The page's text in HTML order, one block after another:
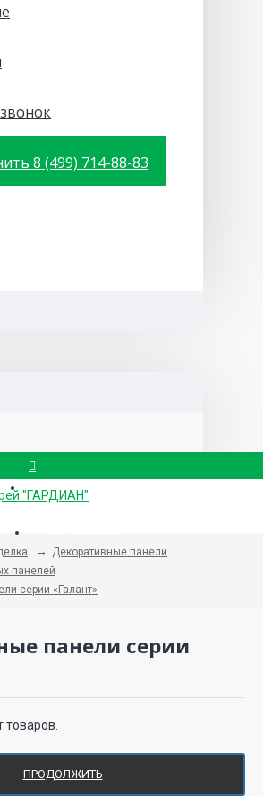
8 (499) 714-88-83
Декоративные панели
панелей
серии «Галант»
панели серии
товаров.
ПРОДОЛЖИТЬ